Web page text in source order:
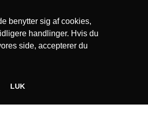
benytter sig af cookies,
handlinger. Hvis du
side, accepterer du
LUK